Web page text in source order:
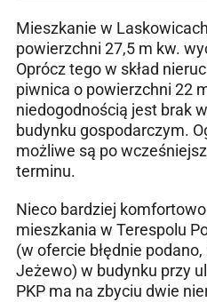
Mieszkanie w
powierzchni 27,5 m kw.
Oprócz tego w skład
piwnica o powierzchni 22
niedogodnością jest brak
budynku gospodarczym.
możliwe są po
terminu.
Nieco bardziej
mieszkania w Terespolu
(w ofercie błędnie
Jeżewo) w budynku przy
PKP ma na zbyciu dwie